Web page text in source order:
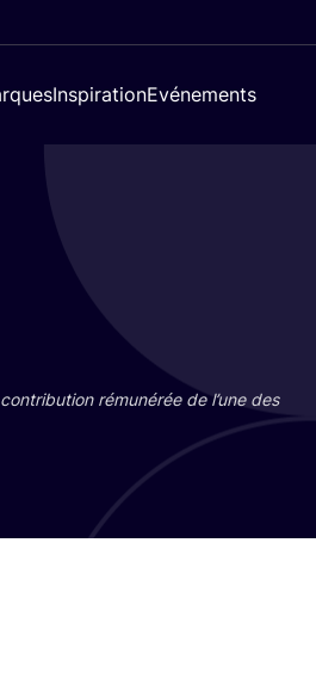
InspirationEvénements
rému­né­rée de l’une des